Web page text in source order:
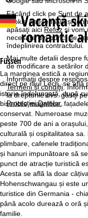
Făcând click peSunt de
cookie neesențiale și
apăsaţi aici Refuz și vom
necesare din punct de
îndeplinirea contractului.
Mai multe detalii despre
de modificare a setărilor
Informaţii despre
Termeni şi condiţii.
la drepturile dvs. găsiţi
Protecţiei Datelor
c
a
s
ă
Vacanță
romantic
Füssen
La marginea estică a
direct pe râul Lech, se află
istorie îndelungată, după
bisericile magnifice,
conservat. Numeroase
peste 700 de ani a
culturală și ospitalitatea
plimbare, cafenele
și hanuri impunătoare să
punct de atracție turistică
Acesta se află la doar
Hohenschwangau și este
turistice din Germania -
până acolo durează o oră
familie.